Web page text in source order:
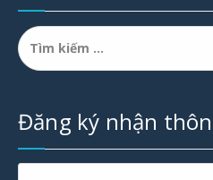
Tìm
kiếm
cho:
Đăng ký nhận